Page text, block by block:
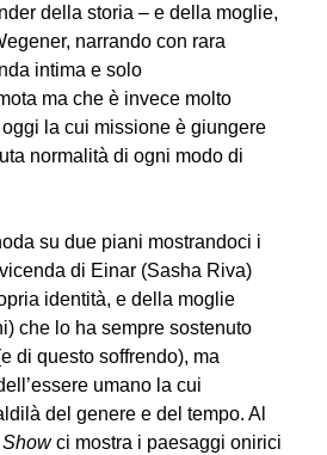
della storia – e della moglie,
narrando con rara
intima e solo
ma che è invece molto
la cui missione è giungere
normalità di ogni modo di
su due piani mostrandoci i
di Einar (Sasha Riva)
identità, e della moglie
che lo ha sempre sostenuto
di questo soffrendo), ma
umano la cui
del genere e del tempo. Al
ci mostra i paesaggi onirici